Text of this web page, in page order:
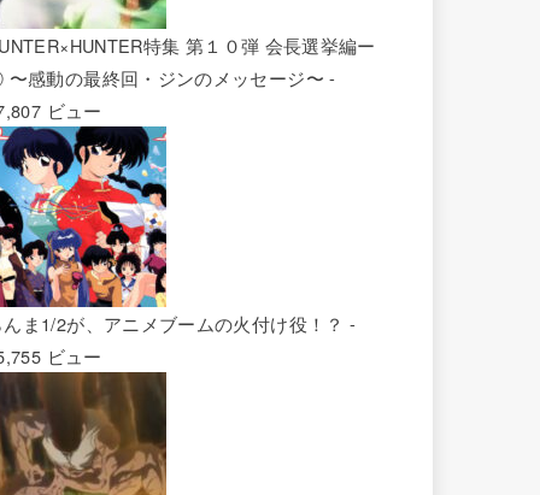
特集 第１０弾 会長選挙編ー
感動の最終回・ジンのメッセージ〜 -
ビュー
ま1/2が、アニメブームの火付け役！？ -
ビュー